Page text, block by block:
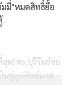
มมี่"หมดสิทธิ์ยื้อ
สุด! ตร.บุรีรัมย์จ่อ
นขู่ลูกศิษย์มาส